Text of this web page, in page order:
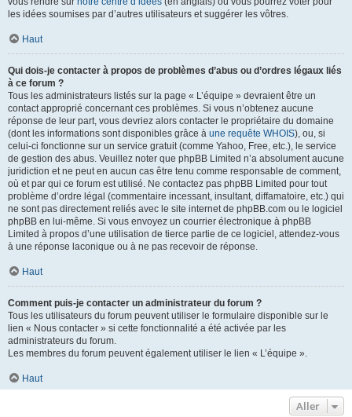
les idées soumises par d’autres utilisateurs et suggérer les vôtres.
Haut
Qui dois-je contacter à propos de problèmes d’abus ou d’ordres légaux liés
à ce forum ?
Tous les administrateurs listés sur la page « L’équipe » devraient être un
contact approprié concernant ces problèmes. Si vous n’obtenez aucune
réponse de leur part, vous devriez alors contacter le propriétaire du domaine
(dont les informations sont disponibles grâce à une requête WHOIS), ou, si
celui-ci fonctionne sur un service gratuit (comme Yahoo, Free, etc.), le service
de gestion des abus. Veuillez noter que phpBB Limited n’a absolument aucune
juridiction et ne peut en aucun cas être tenu comme responsable de comment,
où et par qui ce forum est utilisé. Ne contactez pas phpBB Limited pour tout
problème d’ordre légal (commentaire incessant, insultant, diffamatoire, etc.) qui
ne sont pas directement reliés avec le site internet de phpBB.com ou le logiciel
phpBB en lui-même. Si vous envoyez un courrier électronique à phpBB
Limited à propos d’une utilisation de tierce partie de ce logiciel, attendez-vous
à une réponse laconique ou à ne pas recevoir de réponse.
Haut
Comment puis-je contacter un administrateur du forum ?
Tous les utilisateurs du forum peuvent utiliser le formulaire disponible sur le
lien « Nous contacter » si cette fonctionnalité a été activée par les
administrateurs du forum.
Les membres du forum peuvent également utiliser le lien « L’équipe ».
Haut
Aller